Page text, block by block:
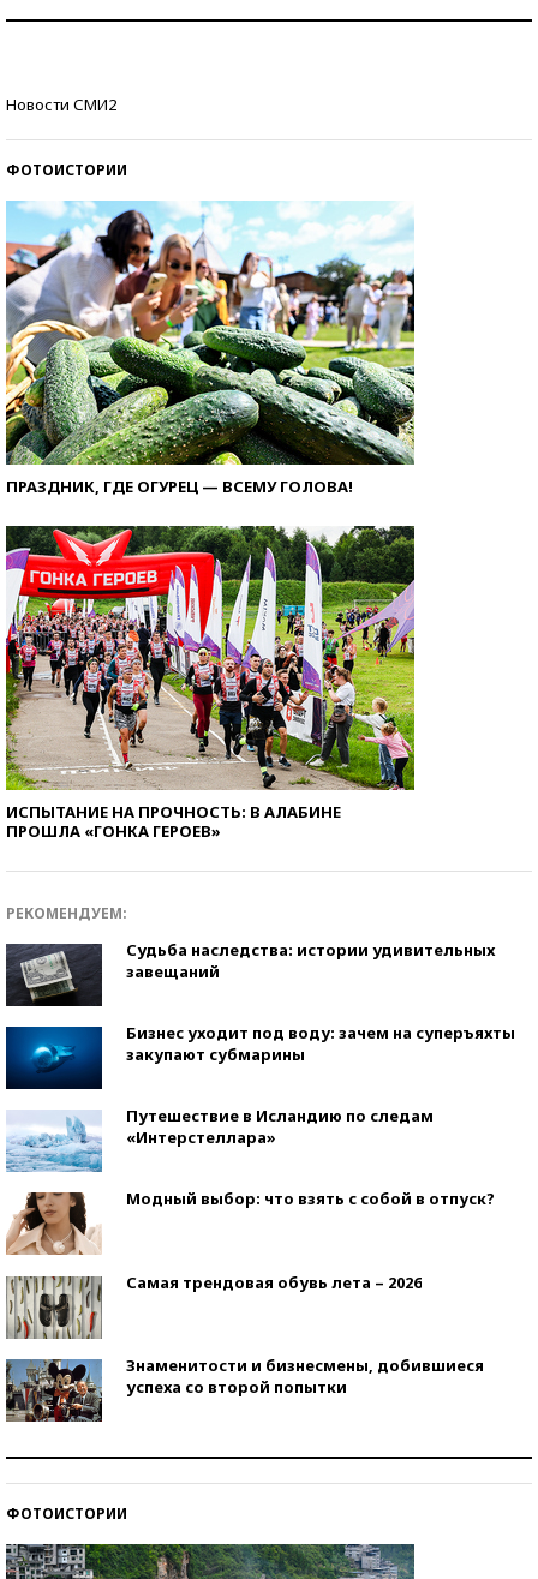
Новости СМИ2
ФОТОИСТОРИИ
ПРАЗДНИК, ГДЕ ОГУРЕЦ — ВСЕМУ ГОЛОВА!
ИСПЫТАНИЕ НА ПРОЧНОСТЬ: В АЛАБИНЕ
ПРОШЛА «ГОНКА ГЕРОЕВ»
РЕКОМЕНДУЕМ:
Судьба наследства: истории удивительных
завещаний
Бизнес уходит под воду: зачем на суперъяхты
закупают субмарины
Путешествие в Исландию по следам
«Интерстеллара»
Модный выбор: что взять с собой в отпуск?
Самая трендовая обувь лета – 2026
Знаменитости и бизнесмены, добившиеся
успеха со второй попытки
ФОТОИСТОРИИ